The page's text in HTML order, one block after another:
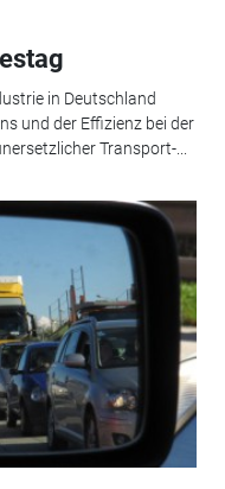
in Deutschland
und der Effizienz bei der
Transport-...